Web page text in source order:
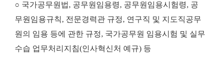
○ 국가공무원법, 공무원임용령, 공무원임용시험령, 공
무원임용규칙, 전문경력관 규정, 연구직 및 지도직공무
원의 임용 등에 관한 규정, 국가공무원 임용시험 및 실무
수습 업무처리지침(인사혁신처 예규) 등